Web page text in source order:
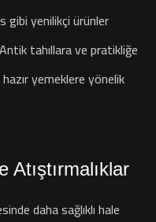
gibi yenilikçi ürünler
tahıllara ve pratikliğe
yemeklere yönelik
Atıştırmalıklar
daha sağlıklı hale